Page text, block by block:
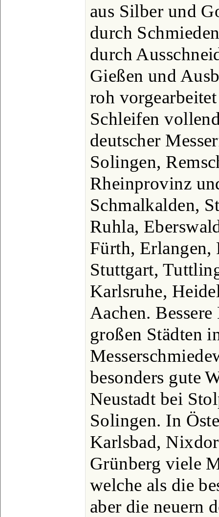
aus Silber und
durch
durch
Gießen und
roh
Schleifen
deutscher
Solingen,
Rheinprovinz
Schmalkalden,
Ruhla,
Fürth, Erlangen,
Stuttgart,
Karlsruhe,
Aachen.
großen Städten
besonders gute
Neustadt bei
Solingen. In
Karlsbad,
Grünberg viele
welche als die
aber die neuern